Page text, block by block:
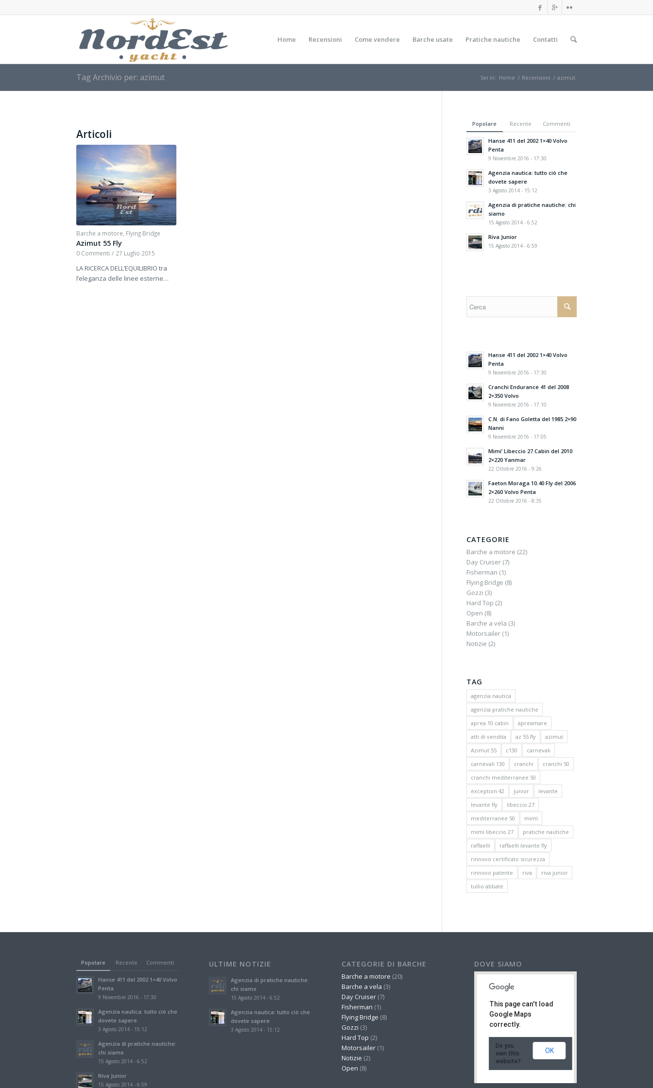
Home Recensioni Come vendere Barche usate Pratiche nautiche Contatti
Tag Archivio per: azimut Sei in: Home / Recensioni / azimut
Articoli
Barche a motore, Flying Bridge
Azimut 55 Fly
0 Commenti / 27 Luglio 2015
LA RICERCA DELL’EQUILIBRIO tra
l’eleganza delle linee esterne…
Popolare Recente Commenti
Hanse 411 del 2002 1×40 Volvo
Penta
9 Novembre 2016 - 17:30
Agenzia nautica: tutto ciò che
dovete sapere
3 Agosto 2014 - 15:12
Agenzia di pratiche nautiche: chi
siamo
15 Agosto 2014 - 6:52
Riva Junior
15 Agosto 2014 - 6:59
Hanse 411 del 2002 1×40 Volvo
Penta
9 Novembre 2016 - 17:30
Cranchi Endurance 41 del 2008
2×350 Volvo
9 Novembre 2016 - 17:10
C.N. di Fano Goletta del 1985 2×90
Nanni
9 Novembre 2016 - 17:05
Mimi’ Libeccio 27 Cabin del 2010
2×220 Yanmar
22 Ottobre 2016 - 9:26
Faeton Moraga 10.40 Fly del 2006
2×260 Volvo Penta
22 Ottobre 2016 - 8:35
CATEGORIE
Barche a motore (22)
Day Cruiser(7)
Fisherman (1)
Flying Bridge (8)
Gozzi (3)
Hard Top (2)
Open (8)
Barche a vela (3)
Motorsailer(1)
Notizie (2)
TAG
agenzia nautica
agenzia pratiche nautiche
aprea 10 cabin
apreamare
atti di vendita
az 55 fly
azimut
Azimut 55
c130
carnevali
carnevali 130
cranchi
cranchi 50
cranchi mediterranee 50
exception 42
junior
levante
levante fly
libeccio 27
mediterranee 50
mimì
mimì libeccio 27
pratiche nautiche
raffaelli
raffaelli levante fly
rinnovo certificato sicurezza
rinnovo patente
riva
riva junior
tullio abbate
Popolare Recente Commenti
Hanse 411 del 2002 1×40 Volvo
Penta
9 Novembre 2016 - 17:30
Agenzia nautica: tutto ciò che
dovete sapere
3 Agosto 2014 - 15:12
Agenzia di pratiche nautiche:
chi siamo
15 Agosto 2014 - 6:52
Riva Junior
15 Agosto 2014 - 6:59
ULTIME NOTIZIE
Agenzia di pratiche nautiche:
chi siamo
15 Agosto 2014 - 6:52
Agenzia nautica: tutto ciò che
dovete sapere
3 Agosto 2014 - 15:12
CATEGORIE DI BARCHE
Barche a motore (20)
Barche a vela (3)
Day Cruiser(7)
Fisherman (1)
Flying Bridge (8)
Gozzi (3)
Hard Top (2)
Motorsailer(1)
Notizie (2)
Open (8)
DOVE SIAMO
This page can't load
Google Maps
correctly.
Do you
own this
website?
OK